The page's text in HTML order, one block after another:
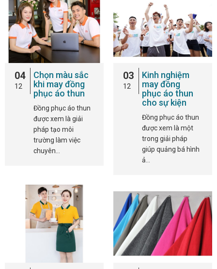
04
12
Chọn màu sắc
khi may đồng
phục áo thun
Đồng phục áo thun
được xem là giải
pháp tạo môi
trường làm việc
chuyên…
03
12
Kinh nghiệm
may đồng
phục áo thun
cho sự kiện
Đồng phục áo thun
được xem là một
trong giải pháp
giúp quảng bá hình
ả…